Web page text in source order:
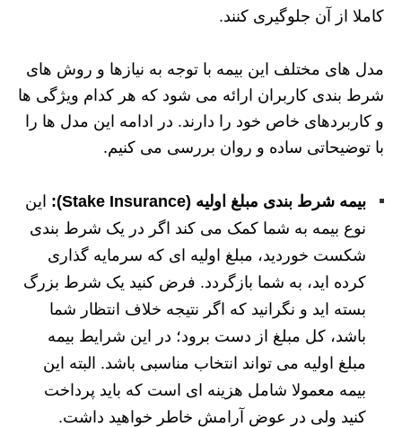
کاملا از آن جلوگیری کنند.
مدل های مختلف این بیمه با توجه به نیازها و روش های
شرط بندی کاربران ارائه می شود که هر کدام ویژگی ها
و کاربردهای خاص خود را دارند. در ادامه این مدل ها را
با توضیحاتی ساده و روان بررسی می کنیم.
بیمه شرط بندی مبلغ اولیه (Stake Insurance):
این
نوع بیمه به شما کمک می کند اگر در یک شرط بندی
شکست خوردید، مبلغ اولیه ای که سرمایه گذاری
کرده اید، به شما بازگردد. فرض کنید یک شرط بزرگ
بسته اید و نگرانید که اگر نتیجه خلاف انتظار شما
باشد، کل مبلغ از دست برود؛ در این شرایط بیمه
مبلغ اولیه می تواند انتخاب مناسبی باشد. البته این
بیمه معمولا شامل هزینه ای است که باید پرداخت
کنید ولی در عوض آرامش خاطر خواهید داشت.